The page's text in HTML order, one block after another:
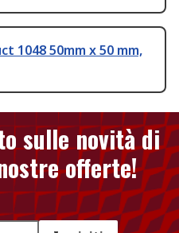
1048 50mm x 50 mm,
sulle novità di
offerte!